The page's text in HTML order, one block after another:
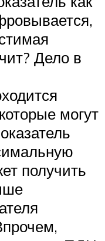
Дело в
могут
получить